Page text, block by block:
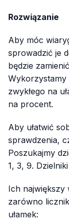
Rozwiązanie
Aby móc
sprowadzić je
będzie
Wykorzystamy
zwykłego na
na procent.
Aby ułatwić
sprawdzenia,
Poszukajmy
1, 3, 9.
Ich największy
zarówno
ułamek: